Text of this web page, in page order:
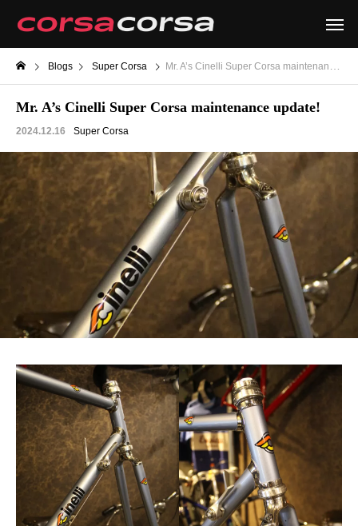
Blogs Super Corsa Mr. A’s Cinelli Super Corsa maintenance update!
Mr. A’s Cinelli Super Corsa maintenance update!
2024.12.16 Super Corsa